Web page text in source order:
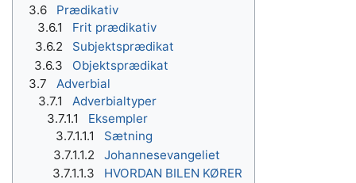
3.6
Prædikativ
3.6.1
Frit prædikativ
3.6.2
Subjektsprædikat
3.6.3
Objektsprædikat
3.7
Adverbial
3.7.1
Adverbialtyper
3.7.1.1
Eksempler
3.7.1.1.1
Sætning
3.7.1.1.2
Johannesevangeliet
3.7.1.1.3
HVORDAN BILEN KØRER